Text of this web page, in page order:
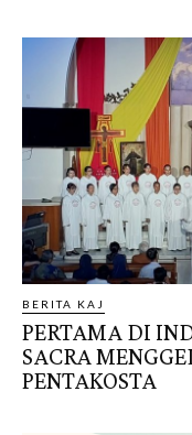
BERITA KAJ
PERTAMA DI
SACRA
PENTAKOSTA